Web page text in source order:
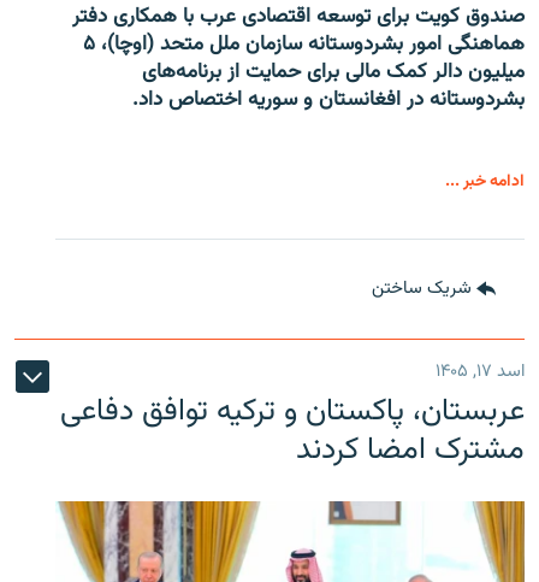
صندوق کویت برای توسعه اقتصادی عرب با همکاری دفتر
هماهنگی امور بشردوستانه سازمان ملل متحد (اوچا)، ۵
میلیون دالر کمک مالی برای حمایت از برنامه‌های
بشردوستانه در افغانستان و سوریه اختصاص داد.
ادامه خبر ...
شریک ساختن
اسد ۱۷, ۱۴۰۵
عربستان، پاکستان و ترکیه توافق دفاعی
مشترک امضا کردند